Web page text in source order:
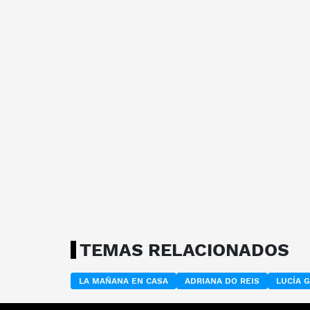
TEMAS RELACIONADOS
LA MAÑANA EN CASA ADRIANA DO REIS LUCÍA